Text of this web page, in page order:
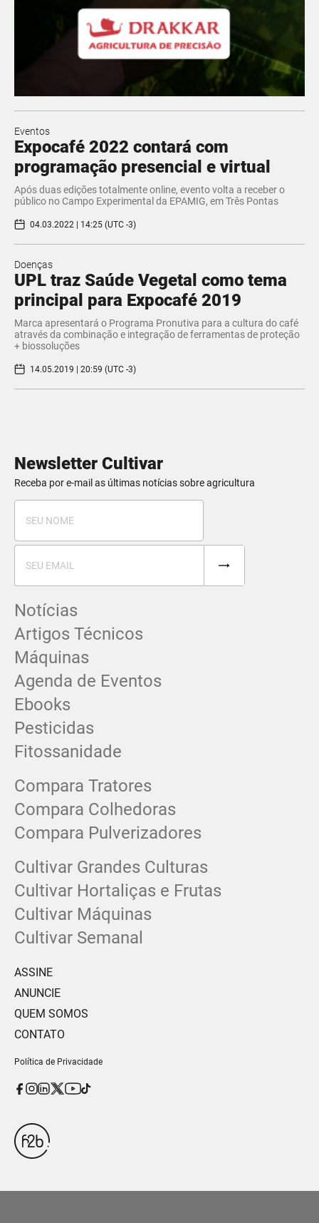
Eventos
Expocafé 2022 contará com
programação presencial e virtual
Após duas edições totalmente online, evento volta a receber o
público no Campo Experimental da EPAMIG, em Três Pontas
04.03.2022 | 14:25 (UTC -3)
Doenças
UPL traz Saúde Vegetal como tema
principal para Expocafé 2019
Marca apresentará o Programa Pronutiva para a cultura do café
através da combinação e integração de ferramentas de proteção
+ biossoluções
14.05.2019 | 20:59 (UTC -3)
Newsletter Cultivar
Receba por e-mail as últimas notícias sobre agricultura
Notícias
Artigos Técnicos
Máquinas
Agenda de Eventos
Ebooks
Pesticidas
Fitossanidade
Compara Tratores
Compara Colhedoras
Compara Pulverizadores
Cultivar Grandes Culturas
Cultivar Hortaliças e Frutas
Cultivar Máquinas
Cultivar Semanal
ASSINE
ANUNCIE
QUEM SOMOS
CONTATO
Política de Privacidade